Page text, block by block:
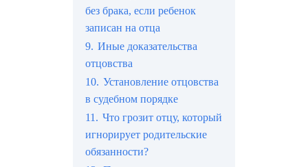
без брака, если ребенок
записан на отца
9. Иные доказательства
отцовства
10. Установление отцовства
в судебном порядке
11. Что грозит отцу, который
игнорирует родительские
обязанности?